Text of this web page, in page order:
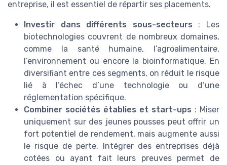
entreprise, il est essentiel de répartir ses placements.
Investir dans différents sous-secteurs : Les
biotechnologies couvrent de nombreux domaines,
comme la santé humaine, l’agroalimentaire,
l’environnement ou encore la bioinformatique. En
diversifiant entre ces segments, on réduit le risque
lié à l’échec d’une technologie ou d’une
réglementation spécifique.
Combiner sociétés établies et start-ups : Miser
uniquement sur des jeunes pousses peut offrir un
fort potentiel de rendement, mais augmente aussi
le risque de perte. Intégrer des entreprises déjà
cotées ou ayant fait leurs preuves permet de